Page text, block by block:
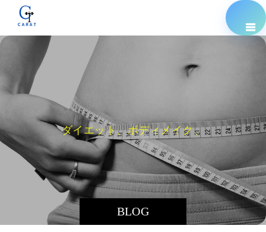
BLOG
ダイエット、ボディメイク、栄養指